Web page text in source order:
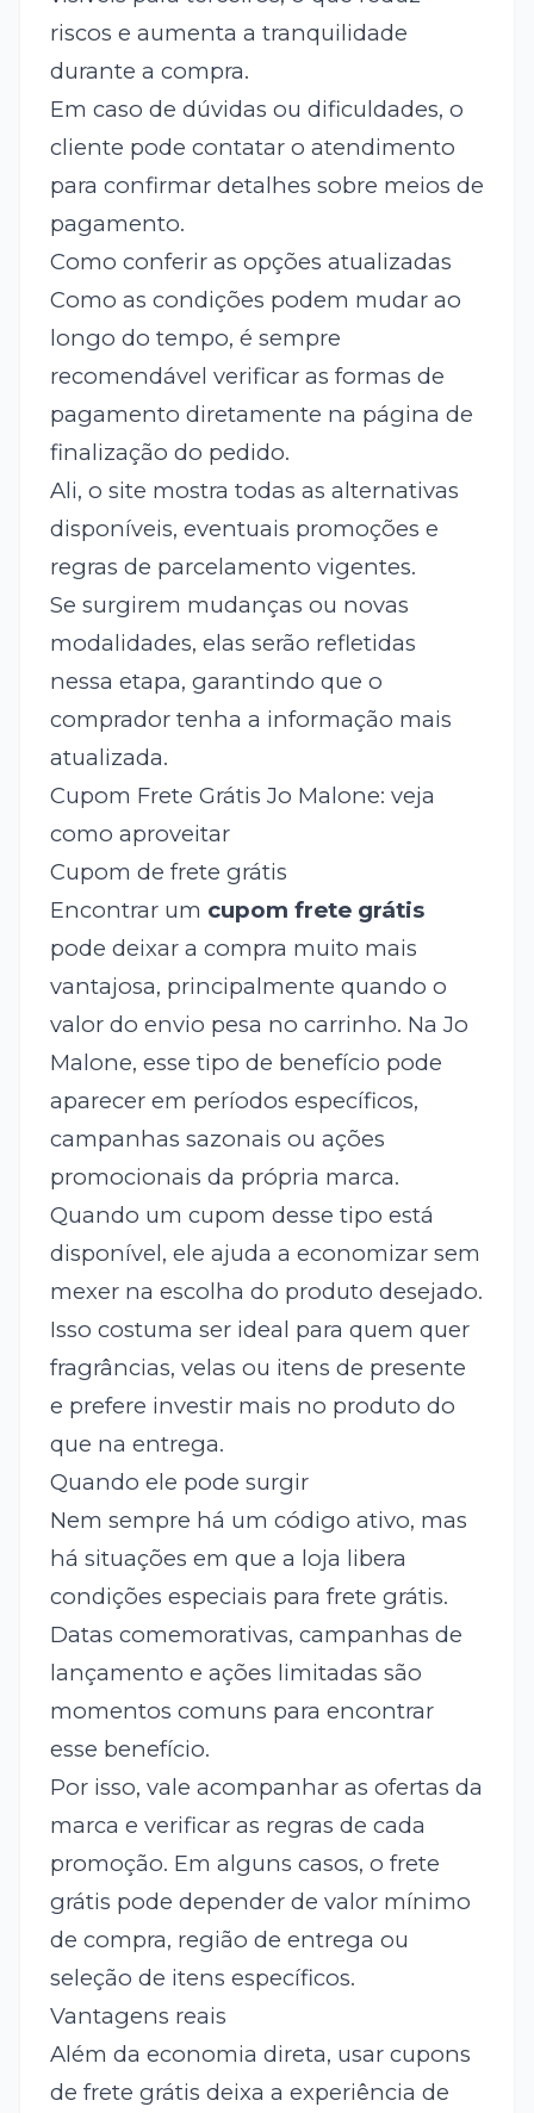
riscos e aumenta a tranquilidade
durante a compra.
Em caso de dúvidas ou dificuldades, o
cliente pode contatar o atendimento
para confirmar detalhes sobre meios de
pagamento.
Como conferir as opções atualizadas
Como as condições podem mudar ao
longo do tempo, é sempre
recomendável verificar as formas de
pagamento diretamente na página de
finalização do pedido.
Ali, o site mostra todas as alternativas
disponíveis, eventuais promoções e
regras de parcelamento vigentes.
Se surgirem mudanças ou novas
modalidades, elas serão refletidas
nessa etapa, garantindo que o
comprador tenha a informação mais
atualizada.
Cupom Frete Grátis Jo Malone: veja
como aproveitar
Cupom de frete grátis
Encontrar um cupom frete grátis
pode deixar a compra muito mais
vantajosa, principalmente quando o
valor do envio pesa no carrinho. Na Jo
Malone, esse tipo de benefício pode
aparecer em períodos específicos,
campanhas sazonais ou ações
promocionais da própria marca.
Quando um cupom desse tipo está
disponível, ele ajuda a economizar sem
mexer na escolha do produto desejado.
Isso costuma ser ideal para quem quer
fragrâncias, velas ou itens de presente
e prefere investir mais no produto do
que na entrega.
Quando ele pode surgir
Nem sempre há um código ativo, mas
há situações em que a loja libera
condições especiais para frete grátis.
Datas comemorativas, campanhas de
lançamento e ações limitadas são
momentos comuns para encontrar
esse benefício.
Por isso, vale acompanhar as ofertas da
marca e verificar as regras de cada
promoção. Em alguns casos, o frete
grátis pode depender de valor mínimo
de compra, região de entrega ou
seleção de itens específicos.
Vantagens reais
Além da economia direta, usar cupons
de frete grátis deixa a experiência de